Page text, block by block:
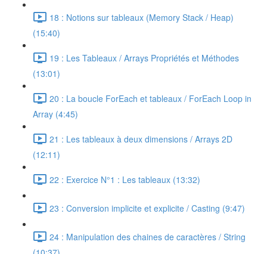
18 : Notions sur tableaux (Memory Stack / Heap)
(15:40)
19 : Les Tableaux / Arrays Propriétés et Méthodes
(13:01)
20 : La boucle ForEach et tableaux / ForEach Loop in
Array (4:45)
21 : Les tableaux à deux dimensions / Arrays 2D
(12:11)
22 : Exercice N°1 : Les tableaux (13:32)
23 : Conversion implicite et explicite / Casting (9:47)
24 : Manipulation des chaines de caractères / String